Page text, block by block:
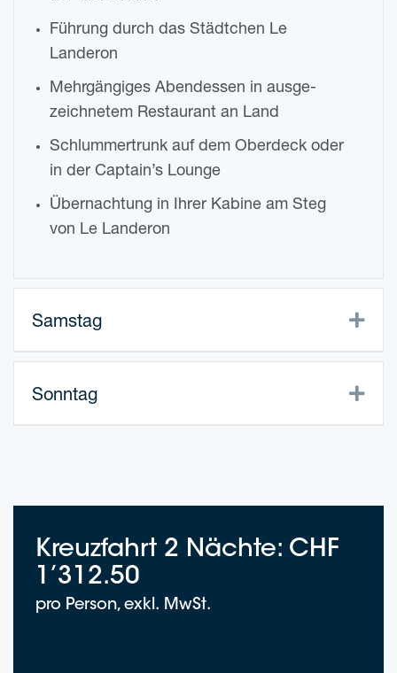
Füh­rung durch das Städt­chen Le
Landeron
Mehr­gän­gi­ges Abend­essen in aus­ge­
zeich­ne­tem Restau­rant an Land
Schlum­mer­trunk auf dem Ober­deck oder
in der Captain’s Lounge
Über­nach­tung in Ihrer Kabi­ne am Steg
von Le Landeron
Sams­tag
Sonn­tag
Kreuz­fahrt 2 Näch­te: CHF
1’312.50
pro Per­son, exkl. MwSt.